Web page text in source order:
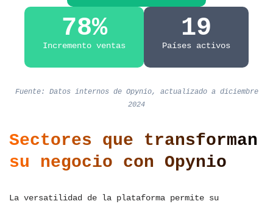
78%
Incremento ventas
19
Países activos
Fuente: Datos internos de Opynio, actualizado a diciembre
2024
Sectores que transforman
su negocio con Opynio
La versatilidad de la plataforma permite su